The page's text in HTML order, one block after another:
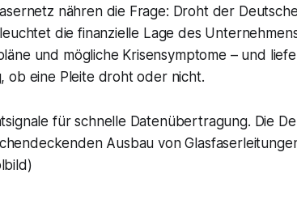
nähren die Frage: Droht der
die finanzielle Lage des
und mögliche Krisensymptome – und
ob eine Pleite droht oder nicht.
für schnelle Datenübertragung. Die
Ausbau von